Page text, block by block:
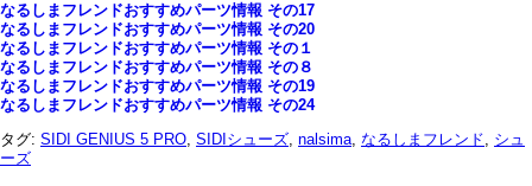
なるしまフレンドおすすめパーツ情報 その17
なるしまフレンドおすすめパーツ情報 その20
なるしまフレンドおすすめパーツ情報 その１
なるしまフレンドおすすめパーツ情報 その８
なるしまフレンドおすすめパーツ情報 その19
なるしまフレンドおすすめパーツ情報 その24
タグ: SIDI GENIUS 5 PRO, SIDIシューズ, nalsima, なるしまフレンド, シュ
ーズ